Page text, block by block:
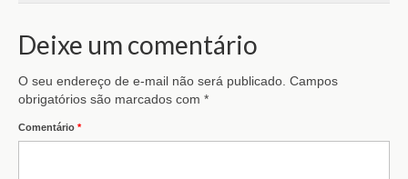
Deixe um comentário
O seu endereço de e-mail não será publicado. Campos
obrigatórios são marcados com *
Comentário *